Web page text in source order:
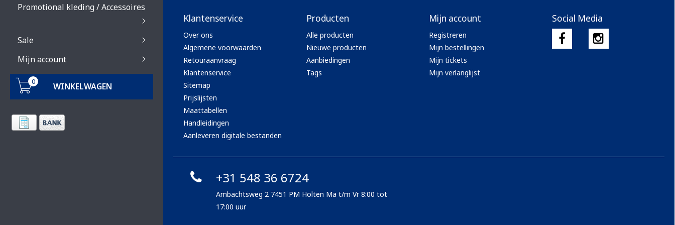
Promotional kleding / Accessoires
Sale
Mijn account
0 WINKELWAGEN
Klantenservice
Over ons
Algemene voorwaarden
Retouraanvraag
Klantenservice
Sitemap
Prijslijsten
Maattabellen
Handleidingen
Aanleveren digitale bestanden
Producten
Alle producten
Nieuwe producten
Aanbiedingen
Tags
Mijn account
Registreren
Mijn bestellingen
Mijn tickets
Mijn verlanglijst
Social Media
+31 548 36 6724
Ambachtsweg 2 7451 PM Holten Ma t/m Vr 8:00 tot
17:00 uur